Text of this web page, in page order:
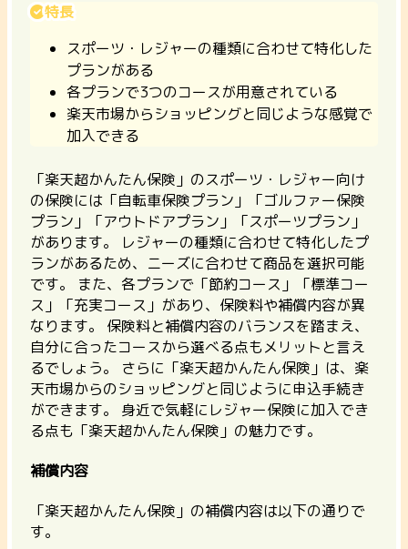
特長
スポーツ・レジャーの種類に合わせて特化した
プランがある
各プランで3つのコースが用意されている
楽天市場からショッピングと同じような感覚で
加入できる
「楽天超かんたん保険」のスポーツ・レジャー向け
の保険には「自転車保険プラン」「ゴルファー保険
プラン」「アウトドアプラン」「スポーツプラン」
があります。 レジャーの種類に合わせて特化したプ
ランがあるため、ニーズに合わせて商品を選択可能
です。 また、各プランで「節約コース」「標準コー
ス」「充実コース」があり、保険料や補償内容が異
なります。 保険料と補償内容のバランスを踏まえ、
自分に合ったコースから選べる点もメリットと言え
るでしょう。
さらに「楽天超かんたん保険」は、楽
天市場からのショッピングと同じように申込手続き
ができます。 身近で気軽にレジャー保険に加入でき
る点も「楽天超かんたん保険」の魅力です。
補償内容
「楽天超かんたん保険」の補償内容は以下の通りで
す。